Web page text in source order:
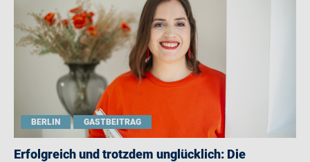
BERLIN GASTBEITRAG
Erfolgreich und trotzdem unglücklich: Die